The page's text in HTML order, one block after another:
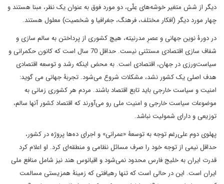
دیگر از شش متغیر خوشه‌های عِلّی، دو مورد فوق به عنوان یک نظر، مبنا هستند و
چهار مورد دیگر (افکار مختلف، فرهنگ، جغرافیا و شخصیت) معلول هستند.
در دورۀ نوین جهانی و عصرِ مدرنیته، هیچ کشوری از پرداختن به سالم سازی و
شفاف سازی اقتصادی مستثنی نیست. حداقل 70 سال است که کانون حکمرانی و
سیاست‌ورزی در جهان، اقتصادی است. به محض اینکه رشد و توسعه اقتصادی
هدف اصلی یک کشور نشد، مشکلات شروع می‌شود. تجربۀ جهانی می گوید:
امنیت و سیاست خارجی باید تابع اقتصاد باشند. مردم هر کشوری زمانی به
موضوعات سیاست خارجی و امنیت ملی رو می‌آورند که اقتصاد کشور آنها سالم،
توزیعی و دارای شمولیت نباشد.
پهلوی دوم علی‌رغم توجه به توسعۀ «عمرانی» و اجرای ده‌ها پروژه در کشور،
حداقل نیمی از توجه خود را صرف مسائل نظامی و منطقه‌ای کرد. او اعلام کرد
قدرت ایران به خلیج فارس محدود نمی‌شود و اقیانوس هند نیز شامل منافع ملی
ایران است. این در حالی است که تنها رهیافتی که زمینۀ همزیستی مسالمت